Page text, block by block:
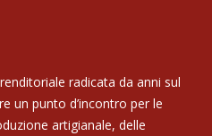
radicata da anni sul
un punto d’incontro per le
artigianale, delle